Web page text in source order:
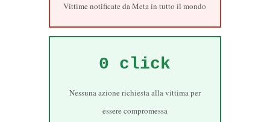
Vittime notificate da Meta in tutto il mondo
0 click
Nessuna azione richiesta alla vittima per
essere compromessa